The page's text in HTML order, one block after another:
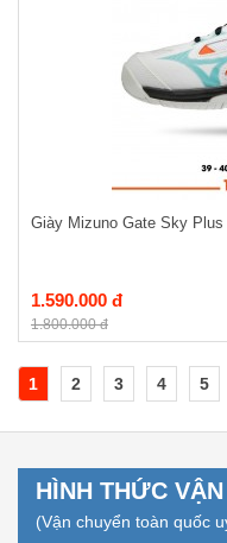
Giày Mizuno Gate Sky
1.590.000 đ
1.800.000 đ
1 2 3 4 5
HÌNH THỨC
(Vận chuyển toàn quốc